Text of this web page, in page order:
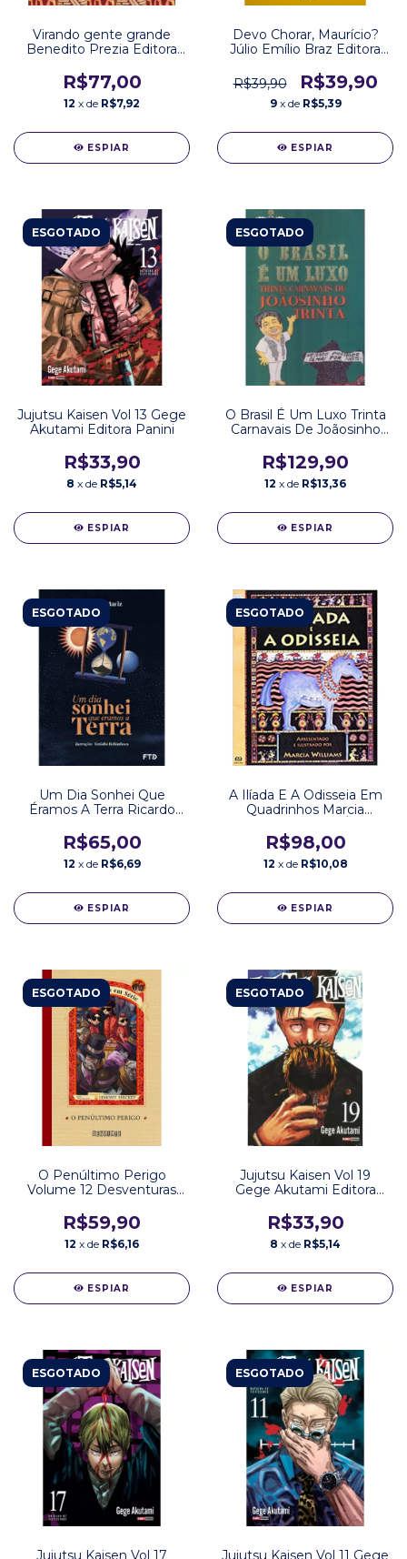
Virando gente grande
Benedito Prezia Editora
R$77,00
12 x de R$7,92
ESPIAR
Devo Chorar, Maurício?
Júlio Emílio Braz Editora
R$39,90
R$39,90
9 x de R$5,39
ESPIAR
ESGOTADO
Jujutsu Kaisen Vol 13 Gege
Akutami Editora Panini
R$33,90
8 x de R$5,14
ESPIAR
ESGOTADO
O Brasil É Um Luxo Trinta
Carnavais De Joãosinho
R$129,90
12 x de R$13,36
ESPIAR
ESGOTADO
Um Dia Sonhei Que
Éramos A Terra Ricardo
R$65,00
12 x de R$6,69
ESPIAR
ESGOTADO
A Ilíada E A Odisseia Em
Quadrinhos Marcia
R$98,00
12 x de R$10,08
ESPIAR
ESGOTADO
O Penúltimo Perigo
Volume 12 Desventuras
Editora Seguinte
R$59,90
12 x de R$6,16
ESPIAR
ESGOTADO
Jujutsu Kaisen Vol 19
Gege Akutami Editora
R$33,90
8 x de R$5,14
ESPIAR
ESGOTADO
Jujutsu Kaisen Vol 17
ESGOTADO
Jujutsu Kaisen Vol 11 Gege